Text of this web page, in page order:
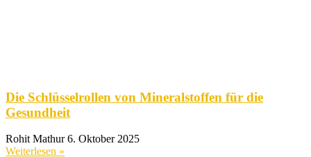
Die Schlüsselrollen von Mineralstoffen für die
Gesundheit
Rohit Mathur6. Oktober 2025
Weiterlesen »